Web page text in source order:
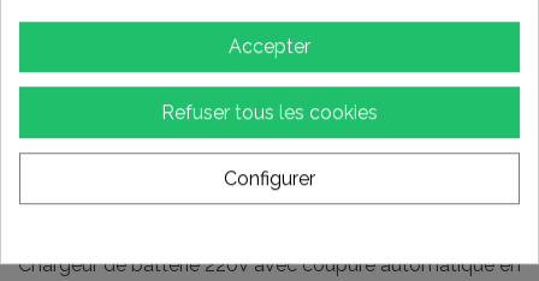
Autonomie moyenne: 90 minutes minimum.
Vitesse maximale de ~25Km/h à pleine charge.
Manuel d'utilisation en Français.
Chargeur de batterie 220V avec coupure automatique en
Accepter
Refuser tous les cookies
Configurer